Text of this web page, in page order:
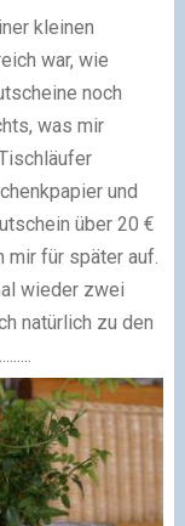
kleinen
war, wie
noch
was mir
und
über 20 €
mir für später auf.
wieder zwei
natürlich zu den